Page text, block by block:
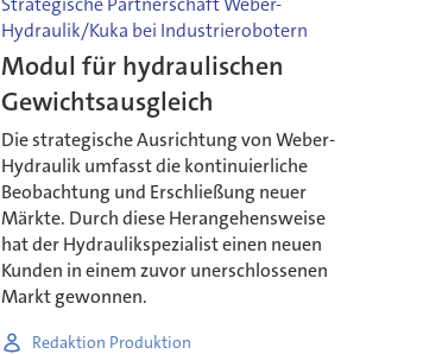
Hydraulik/Kuka bei Industrierobotern
Modul für hydraulischen
Gewichtsausgleich
Die strategische Ausrichtung von Weber-
Hydraulik umfasst die kontinuierliche
Beobachtung und Erschließung neuer
Märkte. Durch diese Herangehensweise
hat der Hydraulikspezialist einen neuen
Kunden in einem zuvor unerschlossenen
Markt gewonnen.
Redaktion Produktion